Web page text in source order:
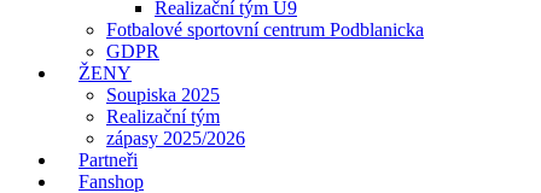
Realizační tým U9
Fotbalové sportovní centrum Podblanicka
GDPR
ŽENY
Soupiska 2025
Realizační tým
zápasy 2025/2026
Partneři
Fanshop